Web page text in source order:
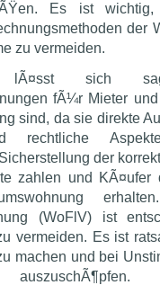
Es ist
der
zu vermeiden.
lÃ¤sst sich
fÃ¼r Mieter
sind, da sie direkte
rechtliche
der
zahlen und KÃ¤ufer
(WoFlV) ist
vermeiden. Es ist
machen und bei